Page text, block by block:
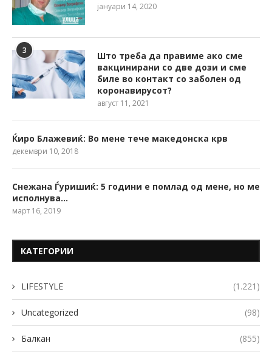
јануари 14, 2020
3
Што треба да правиме ако сме
вакцинирани со две дози и сме
биле во контакт со заболен од
коронавирусот?
август 11, 2021
Ќиро Блажевиќ: Во мене тече македонска крв
декември 10, 2018
Снежана Ѓуришиќ: 5 години е помлад од мене, но ме
исполнува…
март 16, 2019
КАТЕГОРИИ
LIFESTYLE (1.221)
Uncategorized (98)
Балкан (855)